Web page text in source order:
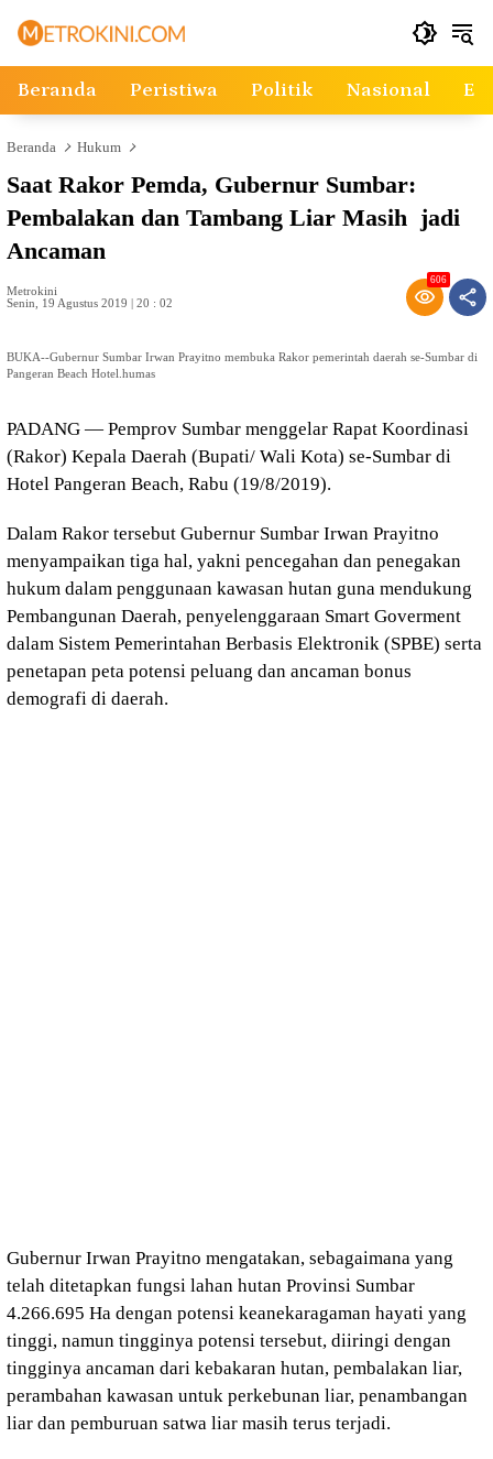
Beranda Peristiwa Politik Nasional
Beranda Hukum
Saat Rakor Pemda, Gubernur Sumbar:
Pembalakan dan Tambang Liar Masih jadi
Ancaman
Metrokini
Senin, 19 Agustus 2019 | 20 : 02
606
BUKA--Gubernur Sumbar Irwan Prayitno membuka Rakor pemerintah daerah se-Sumbar di
Pangeran Beach Hotel.humas
PADANG — Pemprov Sumbar menggelar Rapat Koordinasi
(Rakor) Kepala Daerah (Bupati/ Wali Kota) se-Sumbar di
Hotel Pangeran Beach, Rabu (19/8/2019).
Dalam Rakor tersebut Gubernur Sumbar Irwan Prayitno
menyampaikan tiga hal, yakni pencegahan dan penegakan
hukum dalam penggunaan kawasan hutan guna mendukung
Pembangunan Daerah, penyelenggaraan Smart Goverment
dalam Sistem Pemerintahan Berbasis Elektronik (SPBE) serta
penetapan peta potensi peluang dan ancaman bonus
demografi di daerah.
Gubernur Irwan Prayitno mengatakan, sebagaimana yang
telah ditetapkan fungsi lahan hutan Provinsi Sumbar
4.266.695 Ha dengan potensi keanekaragaman hayati yang
tinggi, namun tingginya potensi tersebut, diiringi dengan
tingginya ancaman dari kebakaran hutan, pembalakan liar,
perambahan kawasan untuk perkebunan liar, penambangan
liar dan pemburuan satwa liar masih terus terjadi.